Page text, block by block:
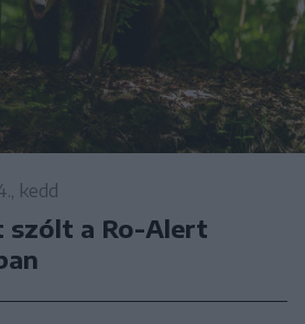
kedd
szólt a Ro-Alert